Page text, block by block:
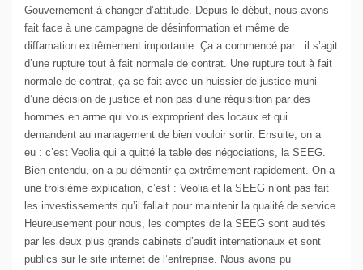
Gouvernement à changer d’attitude. Depuis le début, nous avons
fait face à une campagne de désinformation et même de
diffamation extrêmement importante. Ça a commencé par : il s’agit
d’une rupture tout à fait normale de contrat. Une rupture tout à fait
normale de contrat, ça se fait avec un huissier de justice muni
d’une décision de justice et non pas d’une réquisition par des
hommes en arme qui vous exproprient des locaux et qui
demandent au management de bien vouloir sortir. Ensuite, on a
eu : c’est Veolia qui a quitté la table des négociations, la SEEG.
Bien entendu, on a pu démentir ça extrêmement rapidement. On a
une troisième explication, c’est : Veolia et la SEEG n’ont pas fait
les investissements qu’il fallait pour maintenir la qualité de service.
Heureusement pour nous, les comptes de la SEEG sont audités
par les deux plus grands cabinets d’audit internationaux et sont
publics sur le site internet de l’entreprise. Nous avons pu